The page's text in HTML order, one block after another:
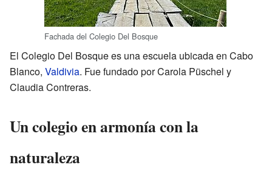
Fachada del Colegio Del Bosque
El Colegio Del Bosque es una escuela ubicada en Cabo
Blanco, Valdivia. Fue fundado por Carola Püschel y
Claudia Contreras.
Un colegio en armonía con la
naturaleza